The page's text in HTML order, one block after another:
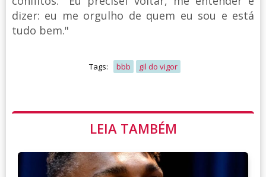
dizer: eu me orgulho de quem eu sou e está
tudo bem."
Tags: bbb gil do vigor
LEIA TAMBÉM